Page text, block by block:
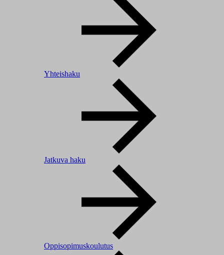
Yhteishaku
Jatkuva haku
Oppisopimuskoulutus